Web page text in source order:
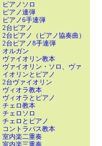
ピアノソロ
ピアノ連弾
ピアノ6手連弾
2台ピアノ
2台ピアノ（ピアノ協奏曲）
2台ピアノ8手連弾
オルガン
ヴァイオリン教本
ヴァイオリン・ソロ、ヴァ
イオリンとピアノ
2台ヴァイオリン
ヴィオラ教本
ヴィオラとピアノ
チェロ教本
チェロソロ
チェロとピアノ
コントラバス教本
室内楽二重奏
室内楽三重奏